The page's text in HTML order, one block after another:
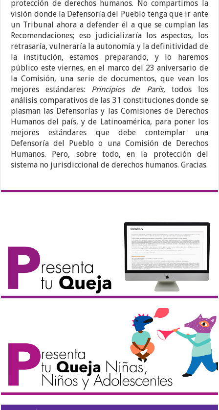
protección de derechos humanos. No compartimos la
visión donde la Defensoría del Pueblo tenga que ir ante
un Tribunal ahora a defender él a que se cumplan las
Recomendaciones; eso judicializaría los aspectos, los
retrasaría, vulneraría la autonomía y la definitividad de
la institución, estamos preparando, y lo haremos
público este viernes, en el marco del 23 aniversario de
la Comisión, una serie de documentos, que vean los
mejores estándares: Principios de París, todos los
análisis comparativos de las 31 constituciones donde se
plasman las Defensorías y las Comisiones de Derechos
Humanos del país, y de Latinoamérica, para poner los
mejores estándares que debe contemplar una
Defensoría del Pueblo o una Comisión de Derechos
Humanos. Pero, sobre todo, en la protección del
sistema no jurisdiccional de derechos humanos. Gracias.